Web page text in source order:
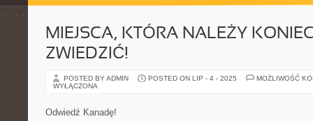
MIEJSCA, KTÓRA NALEŻY
ZWIEDZIĆ!
POSTED BY ADMIN POSTED ON LIP - 4 - 2025
MOŻLIWOŚĆ
WYŁĄCZONA
Odwiedź Kanadę!